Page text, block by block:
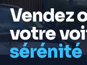
Vendez
votre
sérénité